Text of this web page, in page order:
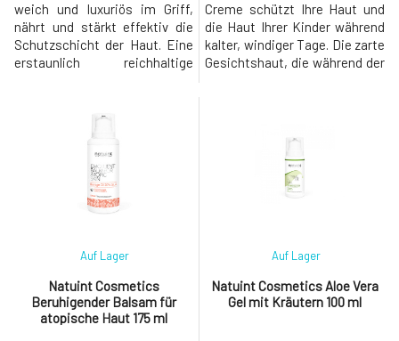
weich und luxuriös im Griff,
nährt und stärkt effektiv die
Schutzschicht der Haut. Eine
erstaunlich reichhaltige
Regenwaldes, einschließlich
Macadamianussölen, stärkt
die Haut mit essentiellen
Omega-3-, 6-, 7- und 9-
Fettsäuren, die sie elastisch
Creme schützt Ihre Haut und
die Haut Ihrer Kinder während
kalter, windiger Tage. Die zarte
Gesichtshaut, die während der
Aufmerksamkeit, Schutz und
Feuchtigkeit.Die Creme
Natuint Cosmetics
Beruhigender Balsam für
atopische Haut 175 ml
Auf Lager
Natuint Cosmetics Aloe Vera
Gel mit Kräutern 100 ml
Auf Lager